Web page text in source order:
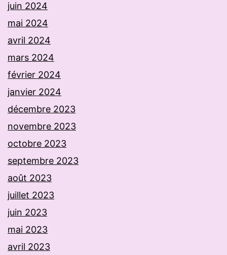
juin 2024
mai 2024
avril 2024
mars 2024
février 2024
janvier 2024
décembre 2023
novembre 2023
octobre 2023
septembre 2023
août 2023
juillet 2023
juin 2023
mai 2023
avril 2023